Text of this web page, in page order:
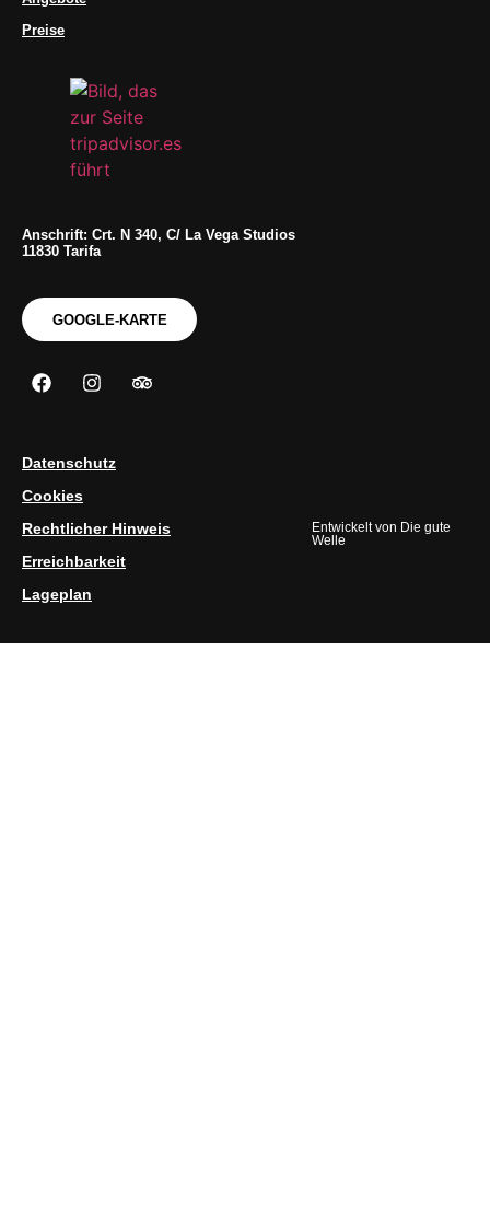
Preise
Anschrift: Crt. N 340, C/ La Vega Studios
11830 Tarifa
GOOGLE-KARTE
Datenschutz
Cookies
Rechtlicher Hinweis
Erreichbarkeit
Lageplan
Entwickelt von Die gute
Welle